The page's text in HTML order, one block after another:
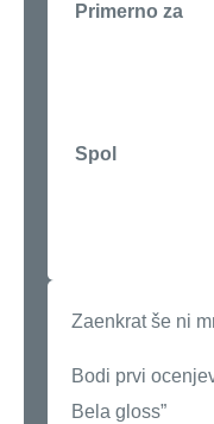
Primerno za
Spol
Zaenkrat še ni
Bodi prvi
Bela gloss”